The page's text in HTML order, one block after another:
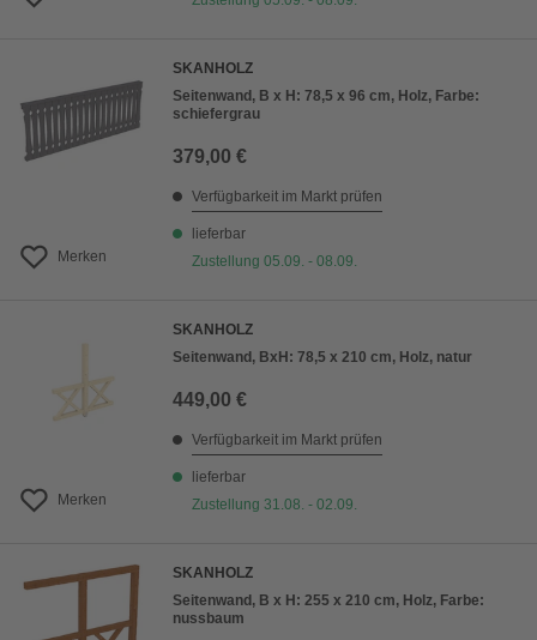
Merken
SKANHOLZ
Seitenwand, B x H: 78,5 x 96 cm, Holz, Farbe:
schiefergrau
379,00 €
Verfügbarkeit im Markt prüfen
lieferbar
Zustellung 05.09. - 08.09.
Merken
SKANHOLZ
Seitenwand, BxH: 78,5 x 210 cm, Holz, natur
449,00 €
Verfügbarkeit im Markt prüfen
lieferbar
Zustellung 31.08. - 02.09.
SKANHOLZ
Seitenwand, B x H: 255 x 210 cm, Holz, Farbe:
nussbaum